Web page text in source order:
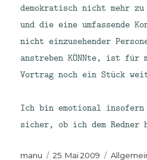
demokratisch nicht mehr
und die eine umfassende
nicht einzusehender
anstreben KÖNNte, ist für
Vortrag noch ein Stück
Ich bin emotional insofern
sicher, ob ich dem
Autor
manu
Veröffentlicht
25. Mai 2009